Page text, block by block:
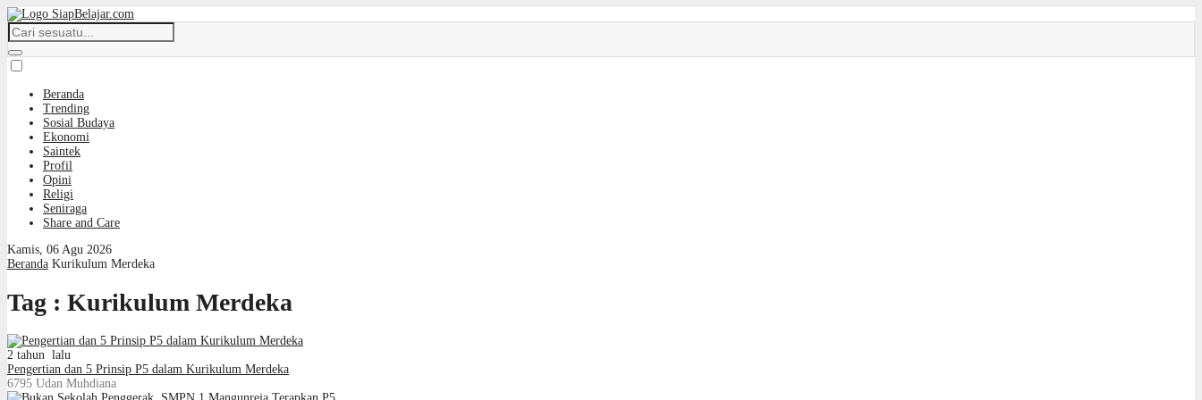
Beranda
Trending
Sosial Budaya
Ekonomi
Saintek
Profil
Opini
Religi
Seniraga
Share and Care
Kamis, 06 Agu 2026
Beranda Kurikulum Merdeka
Tag : Kurikulum Merdeka
2 tahun lalu
Pengertian dan 5 Prinsip P5 dalam Kurikulum Merdeka
6795 Udan Muhdiana